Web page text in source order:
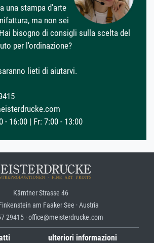
una stampa d'arte
ma non sei
bisogno di consigli sulla scelta del
per l'ordinazione?
lieti di aiutarvi.
- 16:00 | Fr: 7:00 - 13:00
Kärntner Strasse 46
am Faaker See · Austria
29415 · office@meisterdrucke.com
ulteriori informazioni